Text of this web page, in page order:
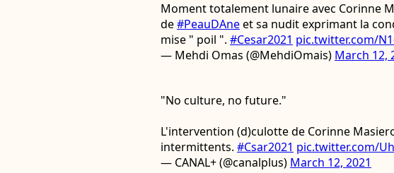
Moment totalement lunaire avec Corinne
de#PeauDAneet sa nudit exprimant la
mise " poil ". #Cesar2021 pic.twitter.com/
— Mehdi Omas (@MehdiOmais) March 12,
"No culture, no future."
L'intervention (d)culotte de Corinne
intermittents. #Csar2021 pic.twitter.com/
— CANAL+ (@canalplus) March 12, 2021